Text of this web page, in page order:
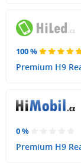
100 %
Premium H9
0 %
Premium H9